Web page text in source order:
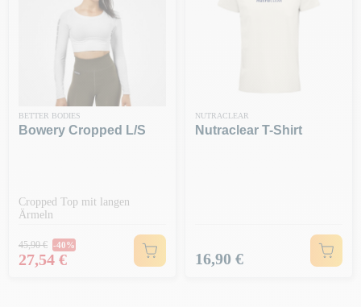
BETTER BODIES
Bowery Cropped L/s
Cropped Top mit langen
Ärmeln
Regulärer Preis
45,90 € -40%
Preis
27,54 €
NUTRACLEAR
Nutraclear T-Shirt
Preis
16,90 €